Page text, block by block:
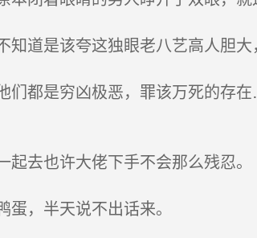
道是该夸这独眼老八艺高人胆大
都是穷凶极恶，罪该万死的存
去也许大佬下手不会那么残忍。
，半天说不出话来。